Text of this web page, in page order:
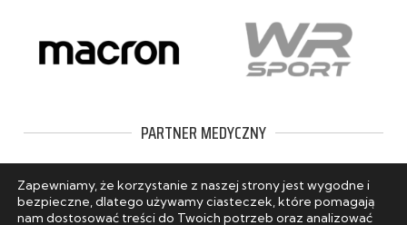
PARTNER MEDYCZNY
Zapewniamy, że korzystanie z naszej strony jest wygodne i
bezpieczne, dlatego używamy ciasteczek, które pomagają
nam dostosować treści do Twoich potrzeb oraz analizować